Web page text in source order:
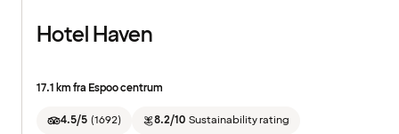
Hotel Haven
17.1 km fra Espoo centrum
4.5/5 (1692) 8.2/10 Sustainability rating